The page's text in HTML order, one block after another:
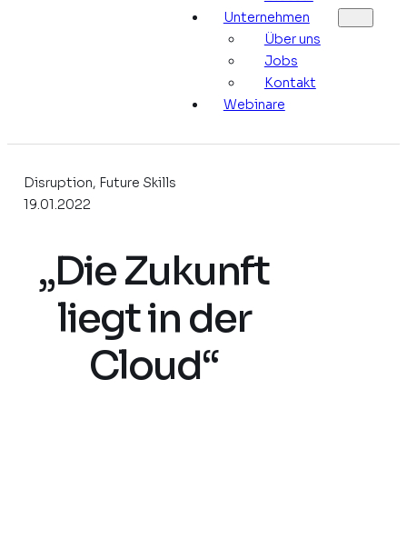
Unternehmen
Über uns
Jobs
Kontakt
Webinare
Disruption, Future Skills
19.01.2022
„Die Zukunft
liegt in der
Cloud“